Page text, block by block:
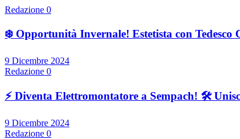
Redazione 0
❄️ Opportunità Invernale! Estetista con
9 Dicembre 2024
Redazione 0
⚡ Diventa Elettromontatore a Sempach! 🛠️
9 Dicembre 2024
Redazione 0